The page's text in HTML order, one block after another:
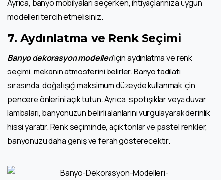
Ayrıca, banyo mobilyaları seçerken, ihtiyaçlarınıza uygun
modelleri tercih etmelisiniz.
7. Aydınlatma ve Renk Seçimi
Banyo dekorasyon modelleriiçin aydınlatma ve renk
seçimi, mekanın atmosferini belirler. Banyo tadilatı
sırasında, doğal ışığı maksimum düzeyde kullanmak için
pencere önlerini açık tutun. Ayrıca, spot ışıklar veya duvar
lambaları, banyonuzun belirli alanlarını vurgulayarak derinlik
hissi yaratır. Renk seçiminde, açık tonlar ve pastel renkler,
banyonuzu daha geniş ve ferah gösterecektir.